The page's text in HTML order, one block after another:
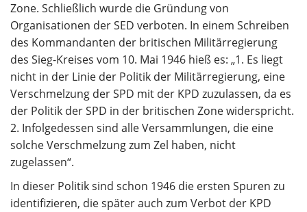
Zone. Schließlich wurde die Gründung von
Organisationen der SED verboten. In einem Schreiben
des Kommandanten der britischen Militärregierung
des Sieg-Kreises vom 10. Mai 1946 hieß es: „1. Es liegt
nicht in der Linie der Politik der Militärregierung, eine
Verschmelzung der SPD mit der KPD zuzulassen, da es
der Politik der SPD in der britischen Zone widerspricht.
2. Infolgedessen sind alle Versammlungen, die eine
solche Verschmelzung zum Zel haben, nicht
zugelassen“.
In dieser Politik sind schon 1946 die ersten Spuren zu
identifizieren, die später auch zum Verbot der KPD